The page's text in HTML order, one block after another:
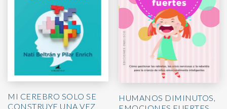
MI CEREBRO SOLO SE
CONSTRUYE UNA VEZ
HUMANOS DIMINUTOS,